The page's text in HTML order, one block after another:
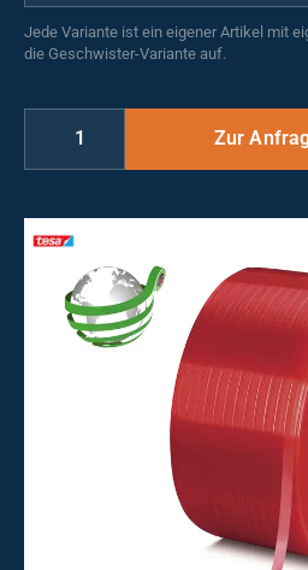
Jede Variante ist ein eigener Artikel mit
die Geschwister-Variante auf.